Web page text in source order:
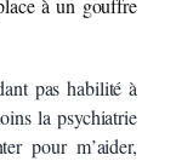
à un gouffre
pas habilité à
la psychiatrie
pour m’aider,